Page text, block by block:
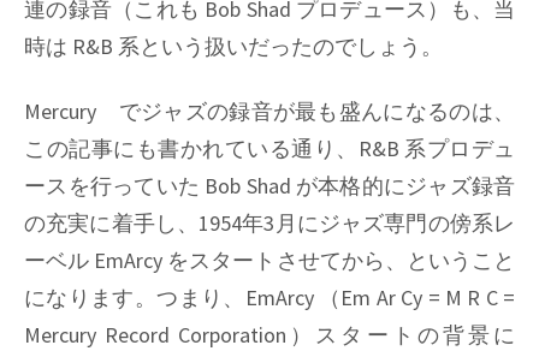
連の録音（これも Bob Shad プロデュース）も、当
時は R&B 系という扱いだったのでしょう。
Mercury でジャズの録音が最も盛んになるのは、
この記事にも書かれている通り、R&B 系プロデュ
ースを行っていた Bob Shad が本格的にジャズ録音
の充実に着手し、1954年3月にジャズ専門の傍系レ
ーベル EmArcy をスタートさせてから、ということ
になります。つまり、EmArcy （Em Ar Cy = M R C =
Mercury Record Corporation）スタートの背景に